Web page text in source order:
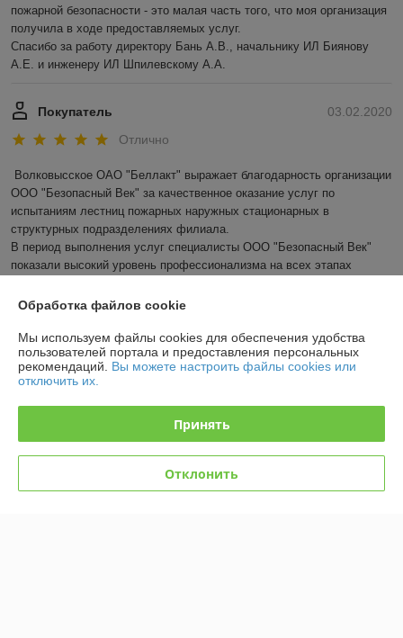
пожарной безопасности - это малая часть того, что моя организация
получила в ходе предоставляемых услуг.
Спасибо за работу директору Бань А.В., начальнику ИЛ Биянову
А.Е. и инженеру ИЛ Шпилевскому А.А.
03.02.2020
Покупатель
Отлично
Волковысское ОАО "Беллакт" выражает благодарность организации
ООО "Безопасный Век" за качественное оказание услуг по
испытаниям лестниц пожарных наружных стационарных в
структурных подразделениях филиала.
В период выполнения услуг специалисты ООО "Безопасный Век"
показали высокий уровень профессионализма на всех этапах
оперативно, в кратчайшие сроки, и в полном объеме.
Показать все отзывы
Контакты
Обработка файлов cookie
Мы используем файлы cookies для обеспечения удобства
пользователей портала и предоставления персональных
рекомендаций. Вы можете настроить файлы cookies или
отключить их.
Принять
Отклонить